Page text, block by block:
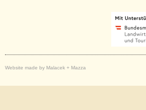
Website made by Malacek + Mazza